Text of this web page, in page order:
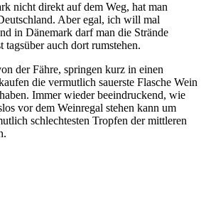
nicht direkt auf dem Weg, hat man
Aber egal, ich will mal
in Dänemark darf man die Strände
tagsüber auch dort rumstehen.
der Fähre, springen kurz in einen
die vermutlich sauerste Flasche Wein
Immer wieder beeindruckend, wie
vor dem Weinregal stehen kann um
schlechtesten Tropfen der mittleren